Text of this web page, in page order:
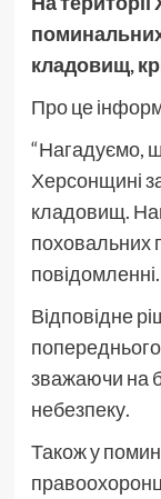
кладовищ,
Про це
“Нагадуємо,
Херсонщині
кладовищ.
поховальних
повідомленні.
Відповідне
зважаючи на
небезпеку.
Також у